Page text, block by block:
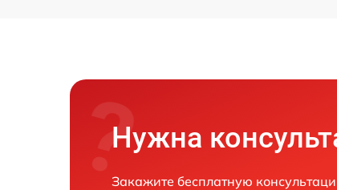
Нужна
Закажите бесплатную